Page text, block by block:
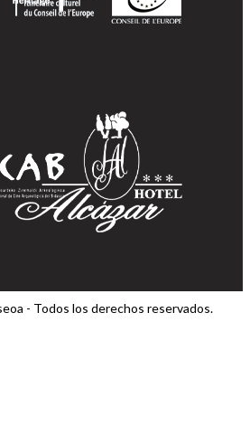
- Todos los derechos reservados.